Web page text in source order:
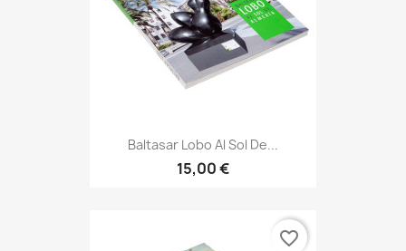
Baltasar Lobo Al Sol De...
15,00 €
favorite_border